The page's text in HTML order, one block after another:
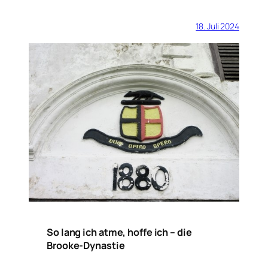
18. Juli 2024
So lang ich atme, hoffe ich – die
Brooke-Dynastie